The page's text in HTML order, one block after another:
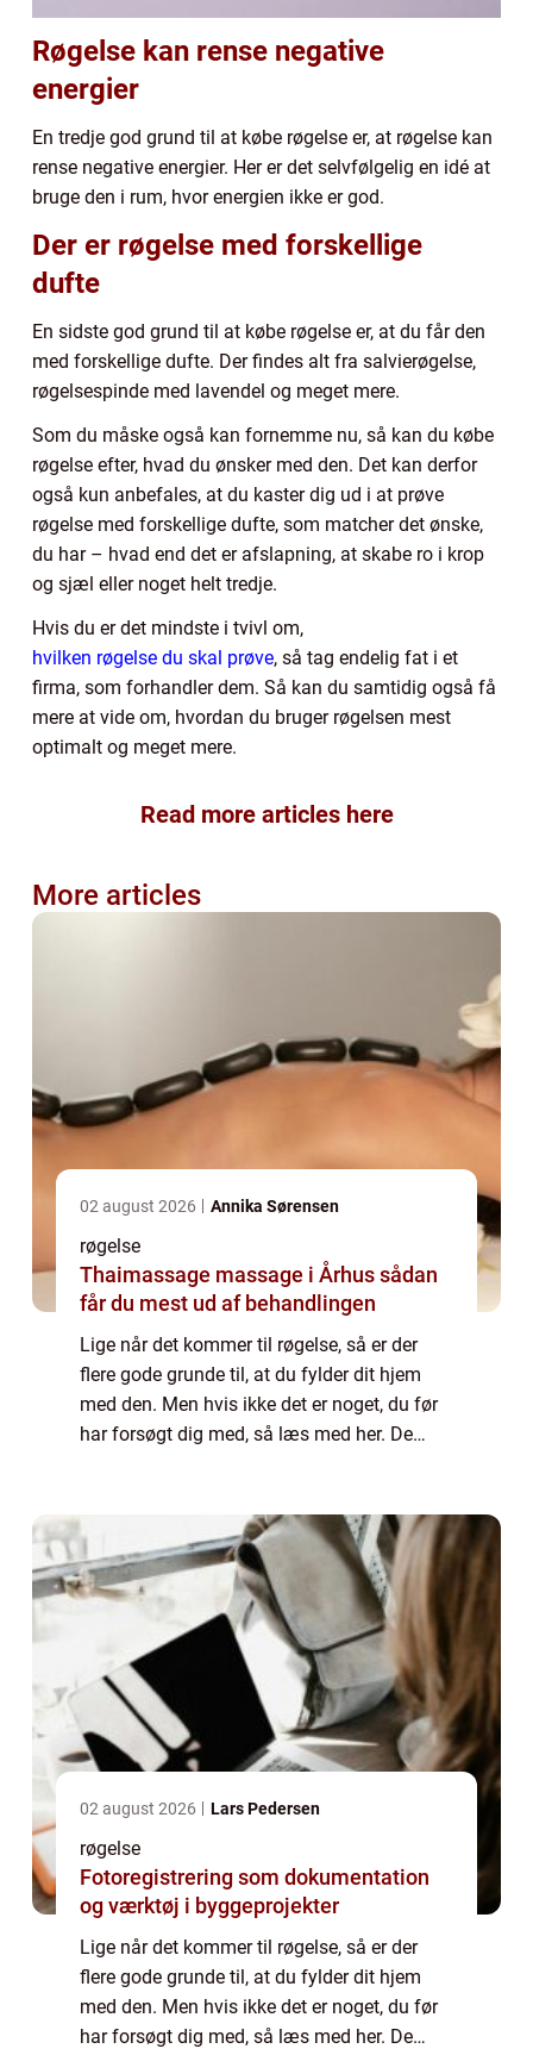
Røgelse kan rense negative
energier
En tredje god grund til at købe røgelse er, at røgelse kan
rense negative energier. Her er det selvfølgelig en idé at
bruge den i rum, hvor energien ikke er god.
Der er røgelse med forskellige
dufte
En sidste god grund til at købe røgelse er, at du får den
med forskellige dufte. Der findes alt fra salvierøgelse,
røgelsespinde med lavendel og meget mere.
Som du måske også kan fornemme nu, så kan du købe
røgelse efter, hvad du ønsker med den. Det kan derfor
også kun anbefales, at du kaster dig ud i at prøve
røgelse med forskellige dufte, som matcher det ønske,
du har – hvad end det er afslapning, at skabe ro i krop
og sjæl eller noget helt tredje.
Hvis du er det mindste i tvivl om,
hvilken røgelse du skal prøve, så tag endelig fat i et
firma, som forhandler dem. Så kan du samtidig også få
mere at vide om, hvordan du bruger røgelsen mest
optimalt og meget mere.
Read more articles here
More articles
02 august 2026 Annika Sørensen
røgelse
Thaimassage massage i Århus sådan
får du mest ud af behandlingen
Lige når det kommer til røgelse, så er der
flere gode grunde til, at du fylder dit hjem
med den. Men hvis ikke det er noget, du før
har forsøgt dig med, så læs med her. De
02 august 2026 Lars Pedersen
røgelse
Fotoregistrering som dokumentation
og værktøj i byggeprojekter
Lige når det kommer til røgelse, så er der
flere gode grunde til, at du fylder dit hjem
med den. Men hvis ikke det er noget, du før
har forsøgt dig med, så læs med her. De